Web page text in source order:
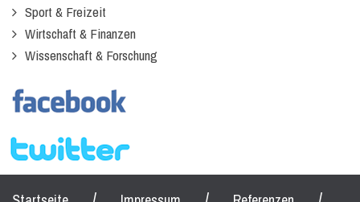
Sport & Freizeit
Wirtschaft & Finanzen
Wissenschaft & Forschung